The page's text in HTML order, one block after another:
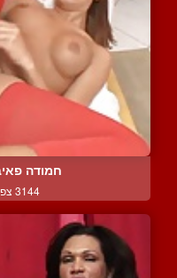
חמודה
3144 צפיות